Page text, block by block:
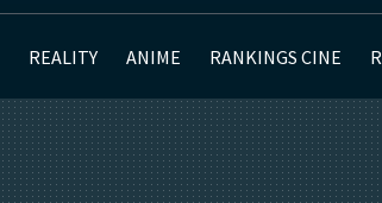
REALITY ANIME RANKINGS CINE